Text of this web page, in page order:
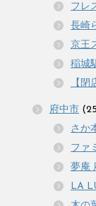
フレ
長崎
京王
稲城
【
府中市
さか
ファ
夢庵
LA